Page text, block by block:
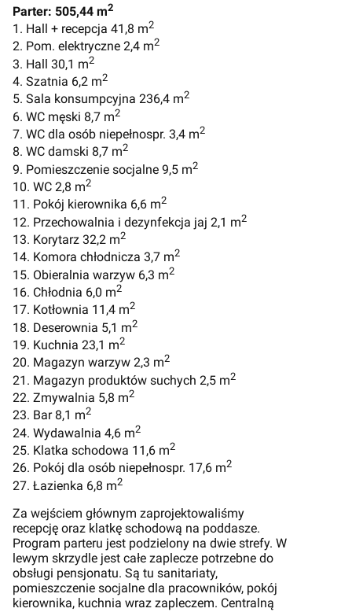
Parter: 505,44 m2
1. Hall + recepcja 41,8 m2
2. Pom. elektryczne 2,4 m2
3. Hall 30,1 m2
4. Szatnia 6,2 m2
5. Sala konsumpcyjna 236,4 m2
6. WC męski 8,7 m2
7. WC dla osób niepełnospr. 3,4 m2
8. WC damski 8,7 m2
9. Pomieszczenie socjalne 9,5 m2
10. WC 2,8 m2
11. Pokój kierownika 6,6 m2
12. Przechowalnia i dezynfekcja jaj 2,1 m2
13. Korytarz 32,2 m2
14. Komora chłodnicza 3,7 m2
15. Obieralnia warzyw 6,3 m2
16. Chłodnia 6,0 m2
17. Kotłownia 11,4 m2
18. Deserownia 5,1 m2
19. Kuchnia 23,1 m2
20. Magazyn warzyw 2,3 m2
21. Magazyn produktów suchych 2,5 m2
22. Zmywalnia 5,8 m2
23. Bar 8,1 m2
24. Wydawalnia 4,6 m2
25. Klatka schodowa 11,6 m2
26. Pokój dla osób niepełnospr. 17,6 m2
27. Łazienka 6,8 m2
Za wejściem głównym zaprojektowaliśmy
recepcję oraz klatkę schodową na poddasze.
Program parteru jest podzielony na dwie strefy. W
lewym skrzydle jest całe zaplecze potrzebne do
obsługi pensjonatu. Są tu sanitariaty,
pomieszczenie socjalne dla pracowników, pokój
kierownika, kuchnia wraz zapleczem. Centralną